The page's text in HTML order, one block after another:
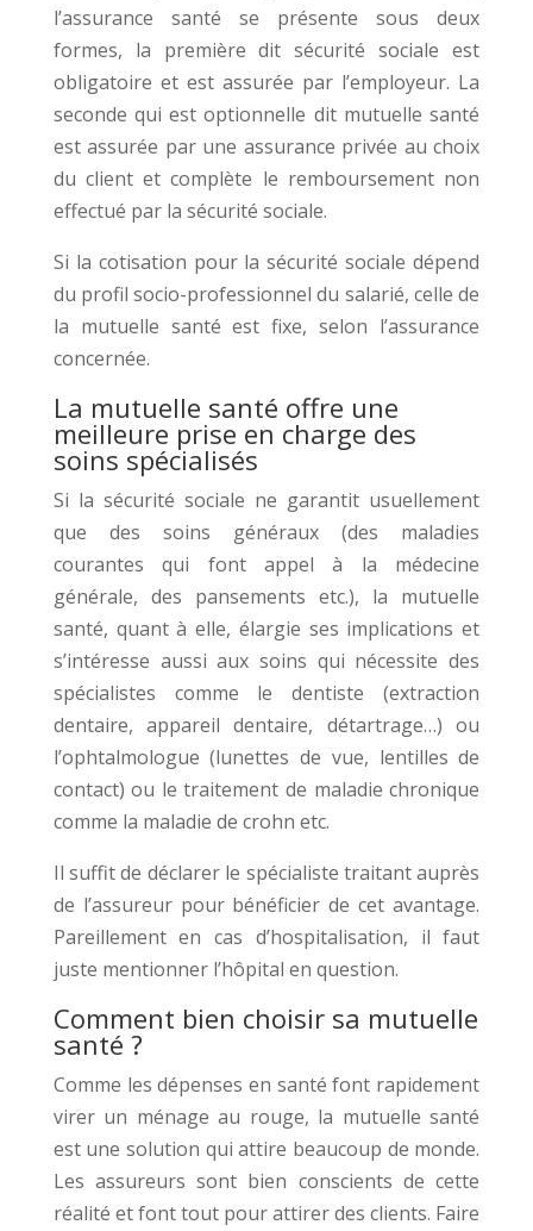
l’assurance santé se présente sous deux
formes, la première dit sécurité sociale est
obligatoire et est assurée par l’employeur. La
seconde qui est optionnelle dit mutuelle santé
est assurée par une assurance privée au choix
du client et complète le remboursement non
effectué par la sécurité sociale.
Si la cotisation pour la sécurité sociale dépend
du profil socio-professionnel du salarié, celle de
la mutuelle santé est fixe, selon l’assurance
concernée.
La mutuelle santé offre une
meilleure prise en charge des
soins spécialisés
Si la sécurité sociale ne garantit usuellement
que des soins généraux (des maladies
courantes qui font appel à la médecine
générale, des pansements etc.), la mutuelle
santé, quant à elle, élargie ses implications et
s’intéresse aussi aux soins qui nécessite des
spécialistes comme le dentiste (extraction
dentaire, appareil dentaire, détartrage…) ou
l’ophtalmologue (lunettes de vue, lentilles de
contact) ou le traitement de maladie chronique
comme la maladie de crohn etc.
Il suffit de déclarer le spécialiste traitant auprès
de l’assureur pour bénéficier de cet avantage.
Pareillement en cas d’hospitalisation, il faut
juste mentionner l’hôpital en question.
Comment bien choisir sa mutuelle
santé ?
Comme les dépenses en santé font rapidement
virer un ménage au rouge, la mutuelle santé
est une solution qui attire beaucoup de monde.
Les assureurs sont bien conscients de cette
réalité et font tout pour attirer des clients. Faire